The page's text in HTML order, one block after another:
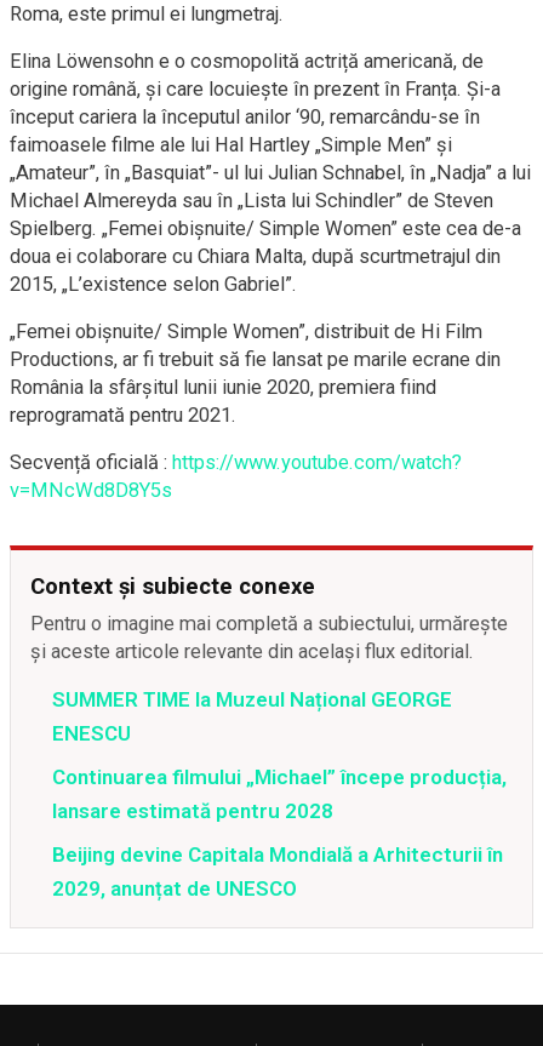
Roma, este primul ei lungmetraj.
Elina Löwensohn e o cosmopolită actriță americană, de
origine română, și care locuiește în prezent în Franța. Și-a
început cariera la începutul anilor ‘90, remarcându-se în
faimoasele filme ale lui Hal Hartley „Simple Men” și
„Amateur”, în „Basquiat”- ul lui Julian Schnabel, în „Nadja” a lui
Michael Almereyda sau în „Lista lui Schindler” de Steven
Spielberg. „Femei obișnuite/ Simple Women” este cea de-a
doua ei colaborare cu Chiara Malta, după scurtmetrajul din
2015, „L’existence selon Gabriel”.
„Femei obișnuite/ Simple Women”, distribuit de Hi Film
Productions, ar fi trebuit să fie lansat pe marile ecrane din
România la sfârșitul lunii iunie 2020, premiera fiind
reprogramată pentru 2021.
Secvență oficială : https://www.youtube.com/watch?
v=MNcWd8D8Y5s
Context și subiecte conexe
Pentru o imagine mai completă a subiectului, urmărește
și aceste articole relevante din același flux editorial.
SUMMER TIME la Muzeul Național GEORGE
ENESCU
Continuarea filmului „Michael” începe producția,
lansare estimată pentru 2028
Beijing devine Capitala Mondială a Arhitecturii în
2029, anunțat de UNESCO